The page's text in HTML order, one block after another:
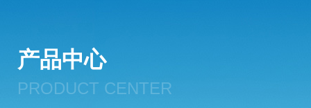
产品中心
PRODUCT CENTER